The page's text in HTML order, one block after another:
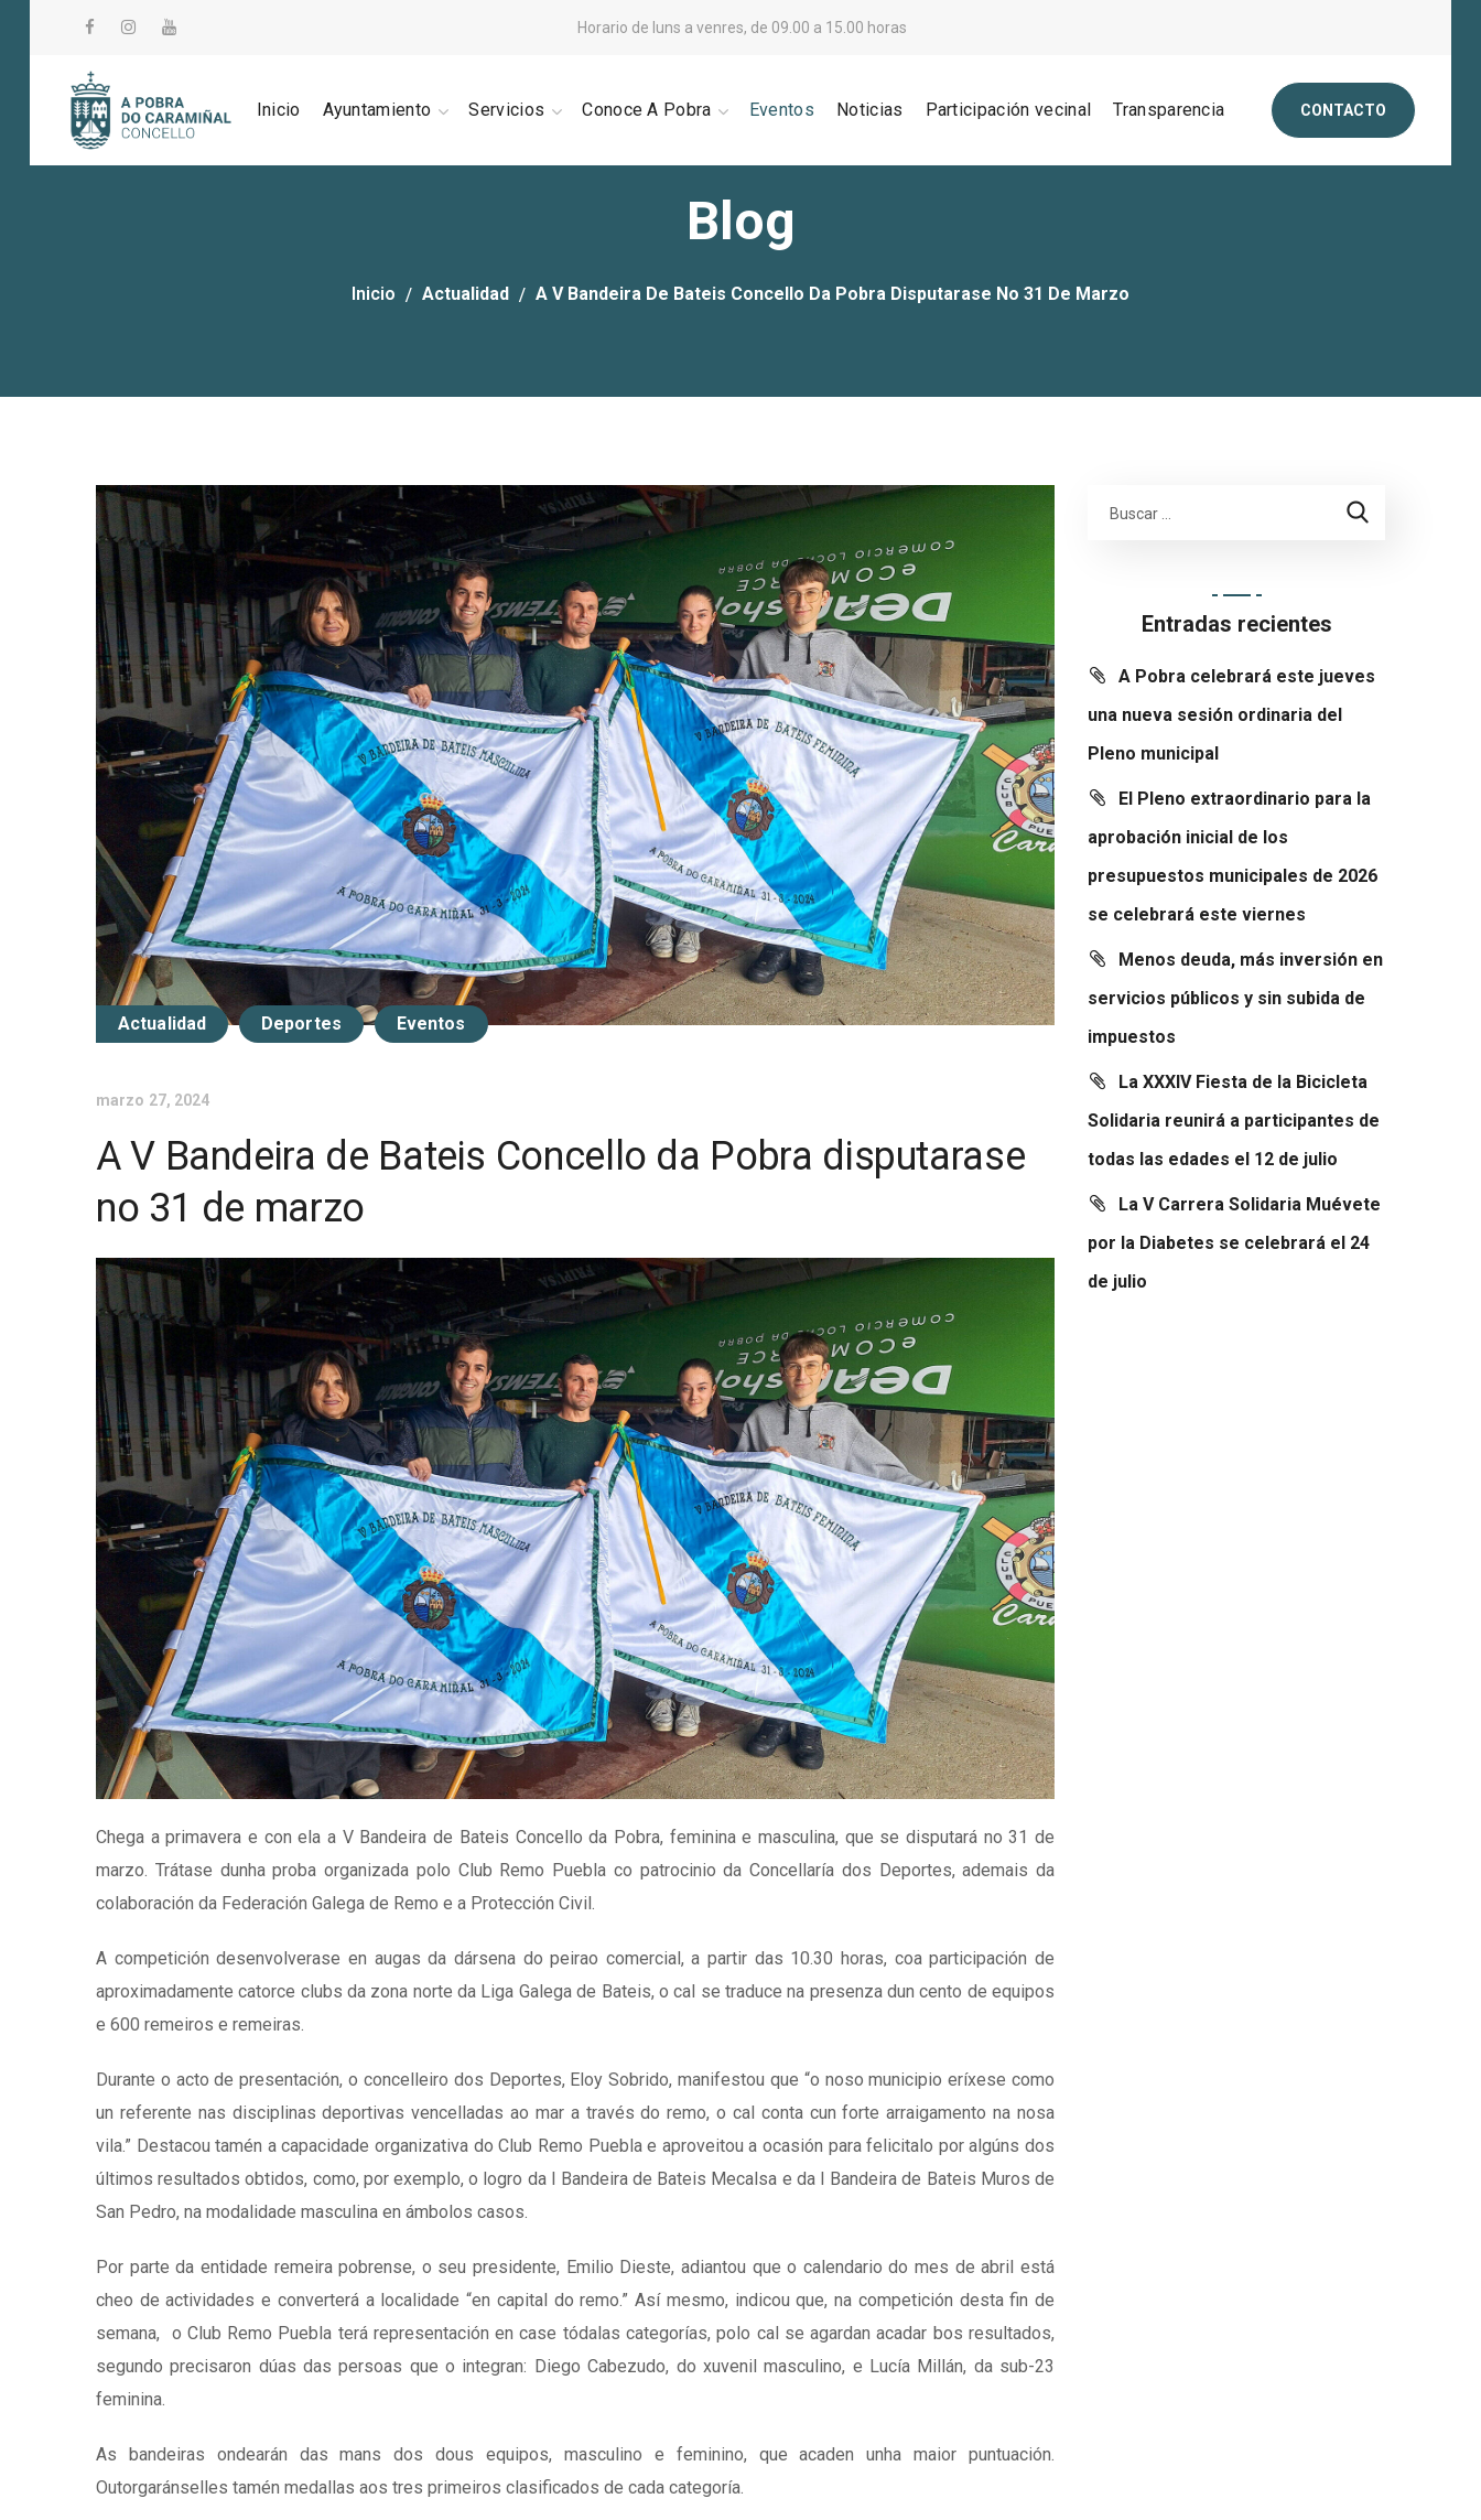
Horario de luns a venres, de 09.00 a 15.00 horas
Inicio Ayuntamiento Servicios Conoce A Pobra Eventos Noticias Participación vecinal Transparencia CONTACTO
Blog
Inicio Actualidad A V Bandeira De Bateis Concello Da Pobra Disputarase No 31 De Marzo
Actualidad Deportes Eventos
marzo 27, 2024
A V Bandeira de Bateis Concello da Pobra disputarase
no 31 de marzo
Chega a primavera e con ela a V Bandeira de Bateis Concello da Pobra, feminina e masculina, que se disputará no 31 de
marzo. Trátase dunha proba organizada polo Club Remo Puebla co patrocinio da Concellaría dos Deportes, ademais da
colaboración da Federación Galega de Remo e a Protección Civil.
A competición desenvolverase en augas da dársena do peirao comercial, a partir das 10.30 horas, coa participación de
aproximadamente catorce clubs da zona norte da Liga Galega de Bateis, o cal se traduce na presenza dun cento de equipos
e 600 remeiros e remeiras.
Durante o acto de presentación, o concelleiro dos Deportes, Eloy Sobrido, manifestou que “o noso municipio eríxese como
un referente nas disciplinas deportivas vencelladas ao mar a través do remo, o cal conta cun forte arraigamento na nosa
vila.” Destacou tamén a capacidade organizativa do Club Remo Puebla e aproveitou a ocasión para felicitalo por algúns dos
últimos resultados obtidos, como, por exemplo, o logro da I Bandeira de Bateis Mecalsa e da I Bandeira de Bateis Muros de
San Pedro, na modalidade masculina en ámbolos casos.
Por parte da entidade remeira pobrense, o seu presidente, Emilio Dieste, adiantou que o calendario do mes de abril está
cheo de actividades e converterá a localidade “en capital do remo.” Así mesmo, indicou que, na competición desta fin de
semana, o Club Remo Puebla terá representación en case tódalas categorías, polo cal se agardan acadar bos resultados,
segundo precisaron dúas das persoas que o integran: Diego Cabezudo, do xuvenil masculino, e Lucía Millán, da sub-23
feminina.
As bandeiras ondearán das mans dos dous equipos, masculino e feminino, que acaden unha maior puntuación.
Outorgaránselles tamén medallas aos tres primeiros clasificados de cada categoría.
Entradas recientes
A Pobra celebrará este jueves
una nueva sesión ordinaria del
Pleno municipal
El Pleno extraordinario para la
aprobación inicial de los
presupuestos municipales de 2026
se celebrará este viernes
Menos deuda, más inversión en
servicios públicos y sin subida de
impuestos
La XXXIV Fiesta de la Bicicleta
Solidaria reunirá a participantes de
todas las edades el 12 de julio
La V Carrera Solidaria Muévete
por la Diabetes se celebrará el 24
de julio